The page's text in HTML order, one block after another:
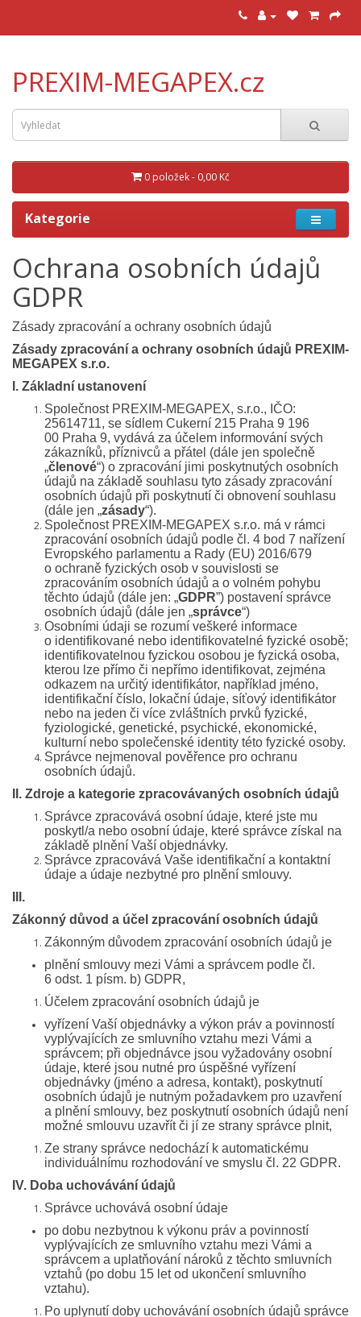
PREXIM-MEGAPEX.cz
0 položek - 0,00 Kč
Kategorie
Ochrana osobních údajů
GDPR
Zásady zpracování a ochrany osobních údajů
Zásady zpracování a ochrany osobních údajů PREXIM-
MEGAPEX s.r.o.
I. Základní ustanovení
Společnost PREXIM-MEGAPEX, s.r.o., IČO:
25614711, se sídlem Cukerní 215 Praha 9 196
00 Praha 9, vydává za účelem informování svých
zákazníků, příznivců a přátel (dále jen společně
„členové“) o zpracování jimi poskytnutých osobních
údajů na základě souhlasu tyto zásady zpracování
osobních údajů při poskytnutí či obnovení souhlasu
(dále jen „zásady“).
Společnost PREXIM-MEGAPEX s.r.o. má v rámci
zpracování osobních údajů podle čl. 4 bod 7 nařízení
Evropského parlamentu a Rady (EU) 2016/679
o ochraně fyzických osob v souvislosti se
zpracováním osobních údajů a o volném pohybu
těchto údajů (dále jen: „GDPR”) postavení správce
osobních údajů (dále jen „správce“)
Osobními údaji se rozumí veškeré informace
o identifikované nebo identifikovatelné fyzické osobě;
identifikovatelnou fyzickou osobou je fyzická osoba,
kterou lze přímo či nepřímo identifikovat, zejména
odkazem na určitý identifikátor, například jméno,
identifikační číslo, lokační údaje, síťový identifikátor
nebo na jeden či více zvláštních prvků fyzické,
fyziologické, genetické, psychické, ekonomické,
kulturní nebo společenské identity této fyzické osoby.
Správce nejmenoval pověřence pro ochranu
osobních údajů.
II. Zdroje a kategorie zpracovávaných osobních údajů
Správce zpracovává osobní údaje, které jste mu
poskytl/a nebo osobní údaje, které správce získal na
základě plnění Vaší objednávky.
Správce zpracovává Vaše identifikační a kontaktní
údaje a údaje nezbytné pro plnění smlouvy.
III.
Zákonný důvod a účel zpracování osobních údajů
Zákonným důvodem zpracování osobních údajů je
plnění smlouvy mezi Vámi a správcem podle čl.
6 odst. 1 písm. b) GDPR,
Účelem zpracování osobních údajů je
vyřízení Vaší objednávky a výkon práv a povinností
vyplývajících ze smluvního vztahu mezi Vámi a
správcem; při objednávce jsou vyžadovány osobní
údaje, které jsou nutné pro úspěšné vyřízení
objednávky (jméno a adresa, kontakt), poskytnutí
osobních údajů je nutným požadavkem pro uzavření
a plnění smlouvy, bez poskytnutí osobních údajů není
možné smlouvu uzavřít či jí ze strany správce plnit,
Ze strany správce nedochází k au­tomatickému
individuálnímu rozhodování ve smyslu čl. 22 GDPR.
IV. Doba uchovávání údajů
Správce uchovává osobní údaje
po dobu nezbytnou k výkonu práv a povinností
vyplývajících ze smluvního vztahu mezi Vámi a
správcem a uplatňování nároků z těchto smluvních
vztahů (po dobu 15 let od ukončení smluvního
vztahu).
Po uplynutí doby uchovávání osobních údajů správce